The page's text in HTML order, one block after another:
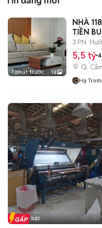
1 phút trước 12
NHÀ
3 PN
5,5 tỷ
Q.
Hạ Trinh
Tin nổi bật